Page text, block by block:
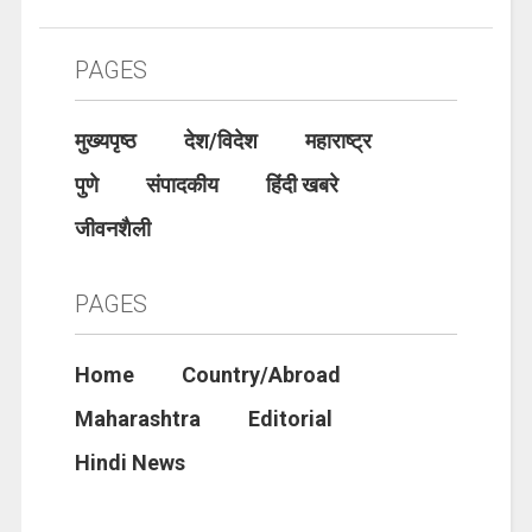
PAGES
मुख्यपृष्ठ देश/विदेश
महाराष्ट्र
पुणे
संपादकीय
हिंदी खबरे
जीवनशैली
PAGES
Home
Country/Abroad
Maharashtra
Editorial
Hindi News